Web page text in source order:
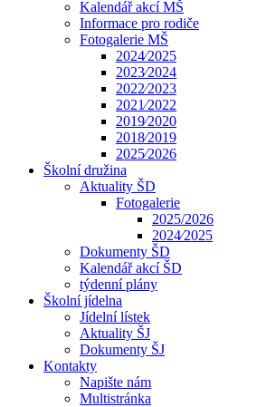
Kalendář akcí MŠ
Informace pro rodiče
Fotogalerie MŠ
2024⁄2025
2023⁄2024
2022⁄2023
2021⁄2022
2019⁄2020
2018⁄2019
2025⁄2026
Školní družina
Aktuality ŠD
Fotogalerie
2025/2026
2024⁄2025
Dokumenty ŠD
Kalendář akcí ŠD
týdenní plány
Školní jídelna
Jídelní lístek
Aktuality ŠJ
Dokumenty ŠJ
Kontakty
Napište nám
Multistránka